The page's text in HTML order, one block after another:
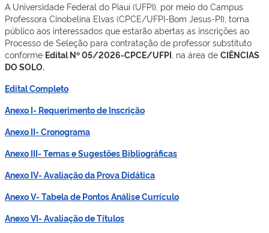
A Universidade Federal do Piauí (UFPI), por meio do Campus
Professora Cinobelina Elvas (CPCE/UFPI-Bom Jesus-PI), torna
público aos interessados que estarão abertas as inscrições ao
Processo de Seleção para contratação de professor substituto
conforme Edital Nº 05/2026-CPCE/UFPI , na área de CIÊNCIAS
DO SOLO.
Edital Completo
Anexo I- Requerimento de Inscrição
Anexo II- Cronograma
Anexo III- Temas e Sugestões Bibliográficas
Anexo IV- Avaliação da Prova Didática
Anexo V- Tabela de Pontos Análise Currículo
Anexo VI- Avaliação de Títulos